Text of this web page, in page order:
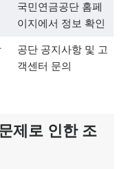
국민연금공단 홈페
이지에서 정보 확인
공단 공지사항 및 고
객센터 문의
제로 인한 조